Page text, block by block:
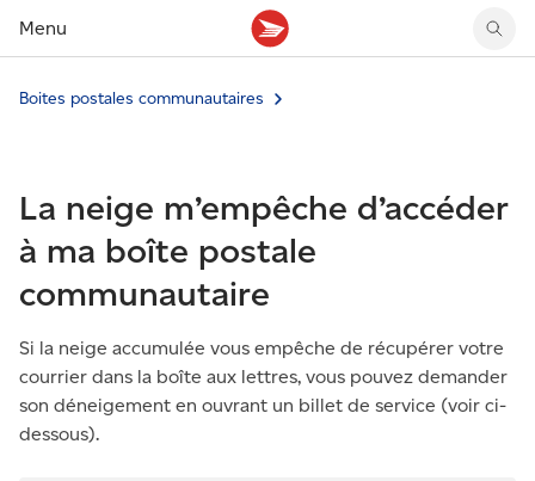
Menu
Tarifs des timbres
Faire un envoi au Canada
Expédier à l’étranger
Acheter timbres et fournitures d’emballage
Retourner un achat
Suivre un envoi
Gérer courrier et colis
Cueillette au comptoir
Boîtes postales et casiers
Louer une case postale
Compte MonArgent Postes Canada
Cartes et services prépayés
Voir les nouveaux timbres
Proposer un timbre
Cachets illustrés
Magazine En détail
Boites postales communautaires
La neige m’empêche d’accéder
à ma boîte postale
communautaire
Si la neige accumulée vous empêche de récupérer votre
courrier dans la boîte aux lettres, vous pouvez demander
son déneigement en ouvrant un billet de service (voir ci-
dessous).